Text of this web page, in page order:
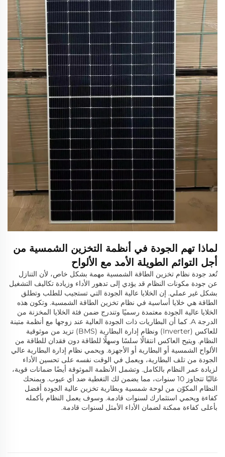
لماذا تهم الجودة في أنظمة التخزين الشمسية من
أجل التوائم الطويلة الأمد مع الألواح
تُعد جودة نظام تخزين الطاقة الشمسية مهمة بشكل خاص، لأن التنازل
عن جودة مكونات النظام قد يؤدي إلى تدهور الأداء وزيادة تكاليف التشغيل
بشكل غير عملي. إن الخلايا عالية الجودة التي تستجيب للطلب وتطلق
الطاقة هي خلايا أساسية في نظام تخزين الطاقة الشمسية. وتكون هذه
الخلايا عالية الجودة معتمدة رسميًا وتندرج ضمن فئة الخلايا المخزنة من
الدرجة A. كما أن البطاريات ذات الجودة العالية عند زوجها مع أنظمة متينة
للعاكس (Inverter) ونظام إدارة البطارية (BMS) تزيد من موثوقية
النظام. ويتيح العاكس انتقالًا سلسًا وسهلًا للطاقة دون فقدان للطاقة من
الألواح الشمسية أو البطارية أو الأجهزة. ويحمي نظام إدارة البطارية عالي
الجودة من تلف البطارية، ويعمل في الوقت نفسه على تحسين الأداء
لزيادة عمر النظام بالكامل. وتشمل الأنظمة الموثوقة أيضًا ضمانات قوية،
غالبًا تتجاوز 10 سنوات، مما يضمن لك التغطية ضد أي عيوب. ويمنحك
النظام المكوّن من لوحة شمسية وبطارية تخزين عالية الجودة أفضل
كفاءة ويحمي استثمارك لسنوات قادمة. وسوف يعمل النظام بأكمله
بأعلى كفاءة ممكنة لضمان الأداء الأمثل لسنوات قادمة.